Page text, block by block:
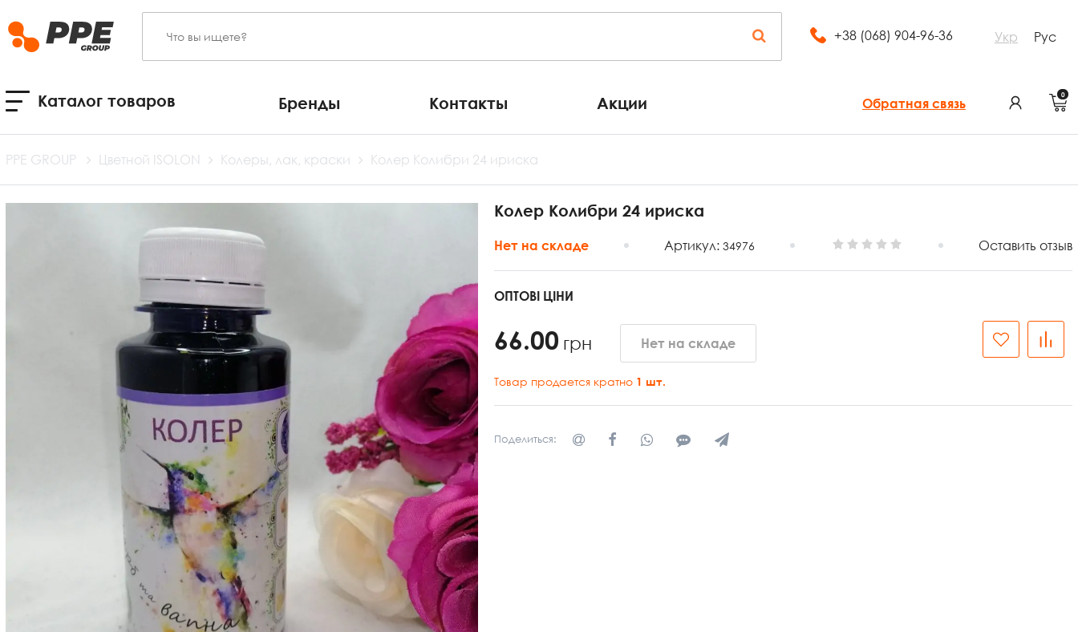
+38 (068) 904-96-36 Укр Рус
Каталог товаров Бренды Контакты Акции Обратная связь
0
PPE GROUP Цветной ISOLON Колеры, лак, краски Колер Колибри 24 ириска
Колер Колибри 24 ириска
Нет на складе Артикул: 34976 Оставить отзыв
ОПТОВІ ЦІНИ
66.00 грн Нет на складе
Товар продается кратно 1 шт.
Поделиться: